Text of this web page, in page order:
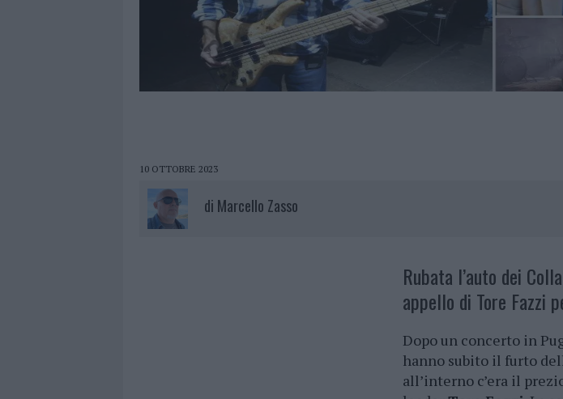
10 OTTOBRE 2023
di Marcello Zasso
Rubata l’auto dei
appello di Tore Fazzi
Dopo un concerto in
hanno subito il furto
all’interno c’era il